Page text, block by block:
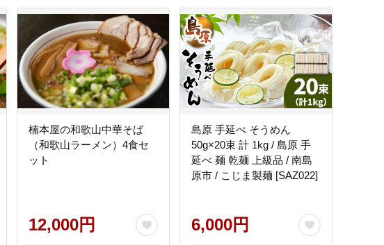
楠本屋の和歌山中華そば
（和歌山ラーメン）4食セ
ット
12,000円
島原 手延べ そうめん
50g×20束 計 1kg / 島原 手
延べ 麺 乾麺 上級品 / 南島
原市 / こじま製麺 [SAZ022]
6,000円